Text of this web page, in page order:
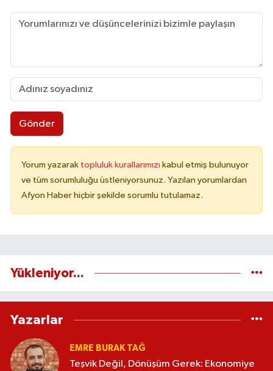
Gönder
Yorum yazarak topluluk kurallarımızı kabul etmiş bulunuyor
ve tüm sorumluluğu üstleniyorsunuz. Yazılan yorumlardan
Afyon Haber hiçbir şekilde sorumlu tutulamaz.
Yükleniyor...
Yazarlar
EMRE BURAK TAĞ
Teşvik Değil, Dönüşüm Gerek: Ekonomiye